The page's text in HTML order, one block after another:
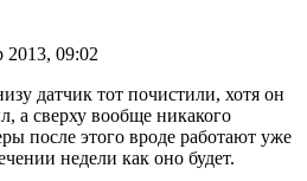
2013, 09:02
датчик тот почистили, хотя он
а сверху вообще никакого
после этого вроде работают уже
недели как оно будет.